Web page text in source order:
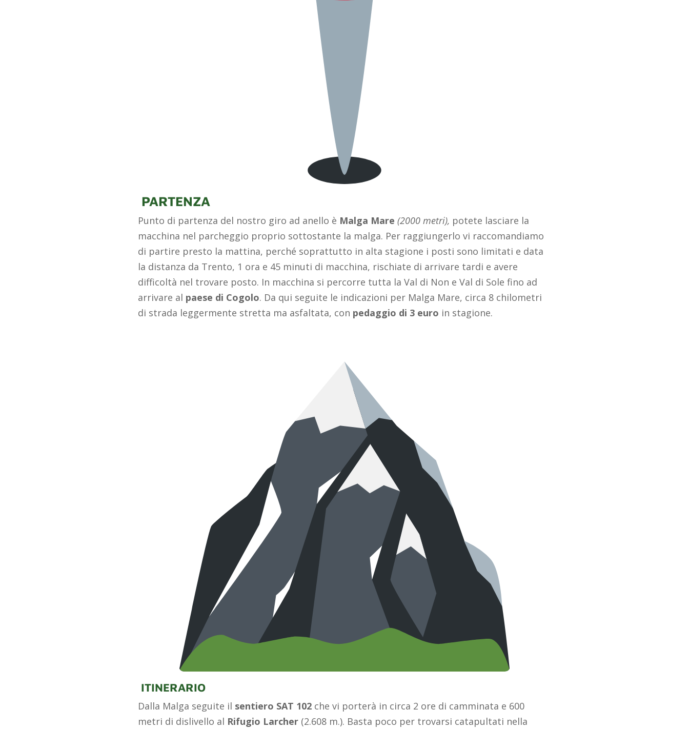
PARTENZA
Punto di partenza del nostro giro ad anello è Malga Mare (2000 metri), potete lasciare la
macchina nel parcheggio proprio sottostante la malga. Per raggiungerlo vi raccomandiamo
di partire presto la mattina, perché soprattutto in alta stagione i posti sono limitati e data
la distanza da Trento, 1 ora e 45 minuti di macchina, rischiate di arrivare tardi e avere
difficoltà nel trovare posto. In macchina si percorre tutta la Val di Non e Val di Sole fino ad
arrivare al paese di Cogolo. Da qui seguite le indicazioni per Malga Mare, circa 8 chilometri
di strada leggermente stretta ma asfaltata, con pedaggio di 3 euro in stagione.
ITINERARIO
Dalla Malga seguite il sentiero SAT 102che vi porterà in circa 2 ore di camminata e 600
metri di dislivello al Rifugio Larcher(2.608 m.). Basta poco per trovarsi catapultati nella